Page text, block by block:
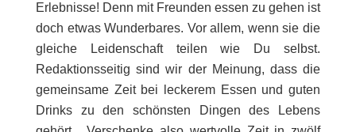
Erlebnisse! Denn mit Freunden essen zu gehen ist
doch etwas Wunderbares. Vor allem, wenn sie die
gleiche Leidenschaft teilen wie Du selbst.
Redaktionsseitig sind wir der Meinung, dass die
gemeinsame Zeit bei leckerem Essen und guten
Drinks zu den schönsten Dingen des Lebens